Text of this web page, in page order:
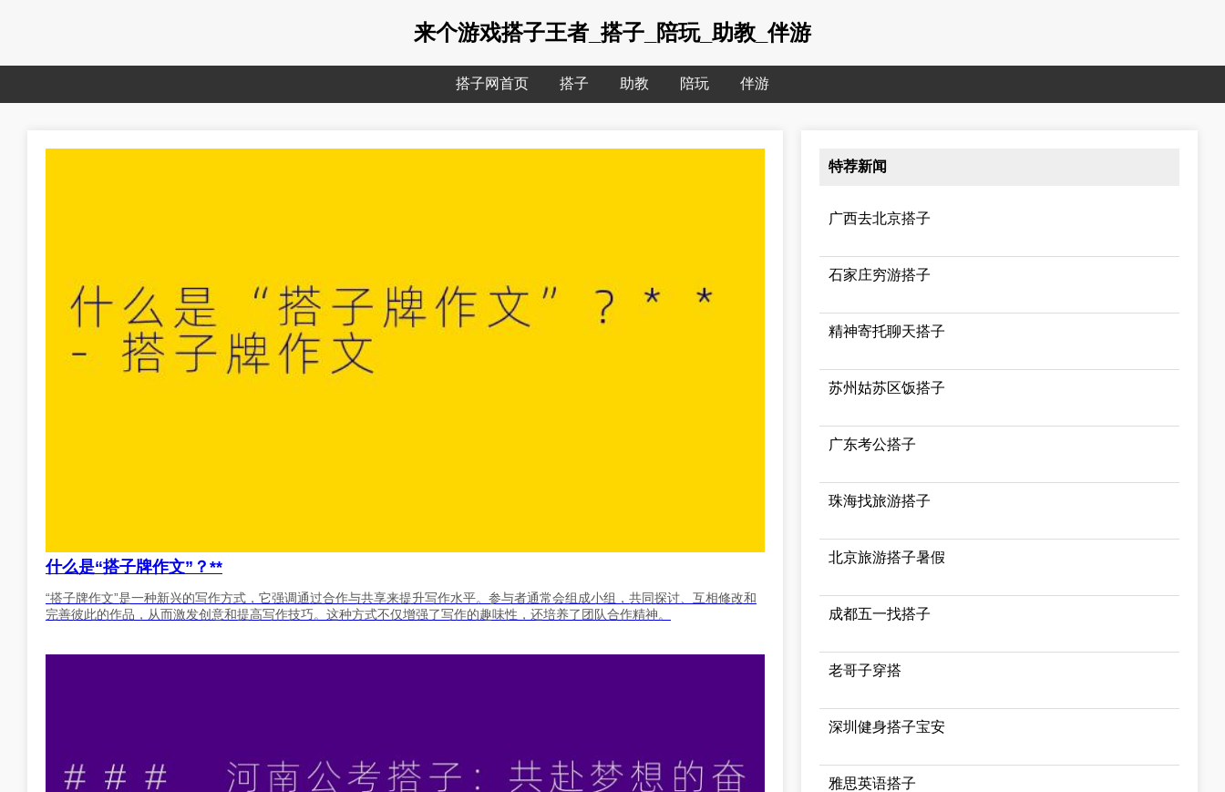
来个游戏搭子王者_搭子_陪玩_助教_伴游
搭子网首页 搭子 助教 陪玩 伴游
什么是“搭子牌作文”？**
“搭子牌作文”是一种新兴的写作方式，它强调通过合作与共享来提升写作水平。参与者通常会组成小组，共同探讨、互相修改和
完善彼此的作品，从而激发创意和提高写作技巧。这种方式不仅增强了写作的趣味性，还培养了团队合作精神。
特荐新闻
广西去北京搭子
石家庄穷游搭子
精神寄托聊天搭子
苏州姑苏区饭搭子
广东考公搭子
珠海找旅游搭子
北京旅游搭子暑假
成都五一找搭子
老哥子穿搭
深圳健身搭子宝安
雅思英语搭子